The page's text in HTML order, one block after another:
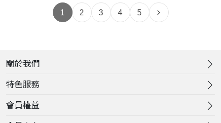
1 2 3 4 5
關於我們
特色服務
會員權益